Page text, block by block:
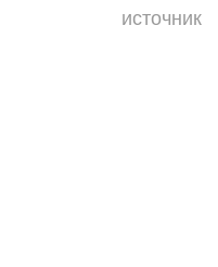
источник